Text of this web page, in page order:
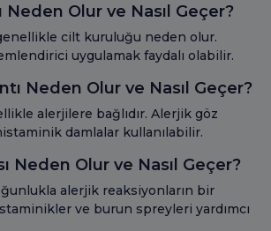
Neden Olur ve Nasıl Geçer?
genellikle cilt kuruluğu neden olur.
uygulamak faydalı olabilir.
Neden Olur ve Nasıl Geçer?
alerjilere bağlıdır. Alerjik göz
damlalar kullanılabilir.
Neden Olur ve Nasıl Geçer?
alerjik reaksiyonların bir
ve burun spreyleri yardımcı